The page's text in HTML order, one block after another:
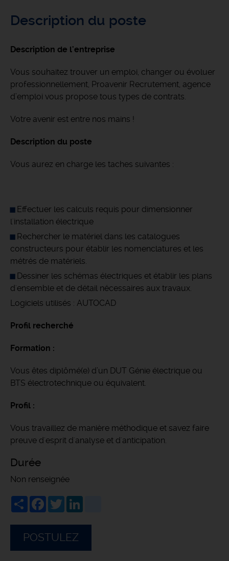
Description du poste
Description de l'entreprise
Vous souhaitez trouver un emploi, changer ou évoluer
professionnellement, Proavenir Recrutement, agence
d’emploi vous propose tous types de contrats.
Votre avenir est entre nos mains !
Description du poste
Vous aurez en charge les taches suivantes :
Effectuer les calculs requis pour dimensionner
l'installation électrique
Rechercher le matériel dans les catalogues
constructeurs pour établir les nomenclatures et les
métrés de matériels.
Dessiner les schémas électriques et établir les plans
d'ensemble et de détail nécessaires aux travaux.
Logiciels utilisés : AUTOCAD
Profil recherché
Formation :
Vous êtes diplômé(e) d’un DUT Génie électrique ou
BTS électrotechnique ou équivalent.
Profil :
Vous travaillez de manière méthodique et savez faire
preuve d'esprit d'analyse et d'anticipation.
Durée
Non renseignée
ShareFacebook
Twitter
POSTULEZ